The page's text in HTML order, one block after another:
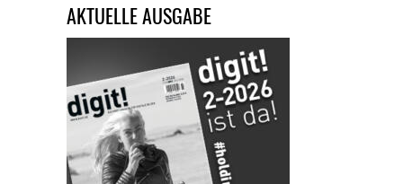
AKTUELLE AUSGABE